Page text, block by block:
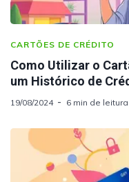
CARTÕES DE CRÉDITO
Como Utilizar o
um Histórico de
19/08/2024 6 min de leitura